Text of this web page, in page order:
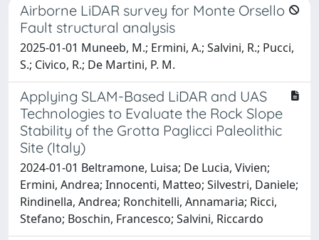
Airborne LiDAR survey for Monte Orsello
Fault structural analysis
2025-01-01 Muneeb, M.; Ermini, A.; Salvini, R.; Pucci,
S.; Civico, R.; De Martini, P. M.
Applying SLAM-Based LiDAR and UAS
Technologies to Evaluate the Rock Slope
Stability of the Grotta Paglicci Paleolithic
Site (Italy)
2024-01-01 Beltramone, Luisa; De Lucia, Vivien;
Ermini, Andrea; Innocenti, Matteo; Silvestri, Daniele;
Rindinella, Andrea; Ronchitelli, Annamaria; Ricci,
Stefano; Boschin, Francesco; Salvini, Riccardo